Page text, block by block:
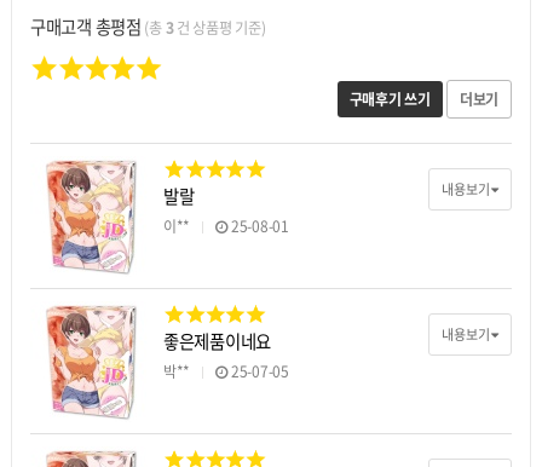
구매고객 총평점 (총3건 상품평 기준)
구매후기 쓰기 더보기
내용보기
발랄
이** 25-08-01
내용보기
좋은제품이네요
박** 25-07-05